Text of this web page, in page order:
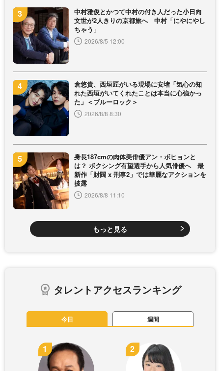
中村雅俊とかつて中村の付き人だった小日向
文世が2人きりの京都旅へ 中村「にやにやし
ちゃう」
2026/8/5 12:00
倉悠貴、西垣匠がいる現場に安堵「気心の知
れた西垣がいてくれたことは本当に心強かっ
た」＜ブルーロック＞
2026/8/8 8:30
身長187cmの肉体美俳優アン・ボヒョンと
は？ ボクシング有望選手から人気俳優へ 最
新作「財閥 x 刑事2」では華麗なアクションを
披露
2026/8/8 11:10
もっと見る
タレントアクセスランキング
今日 週間